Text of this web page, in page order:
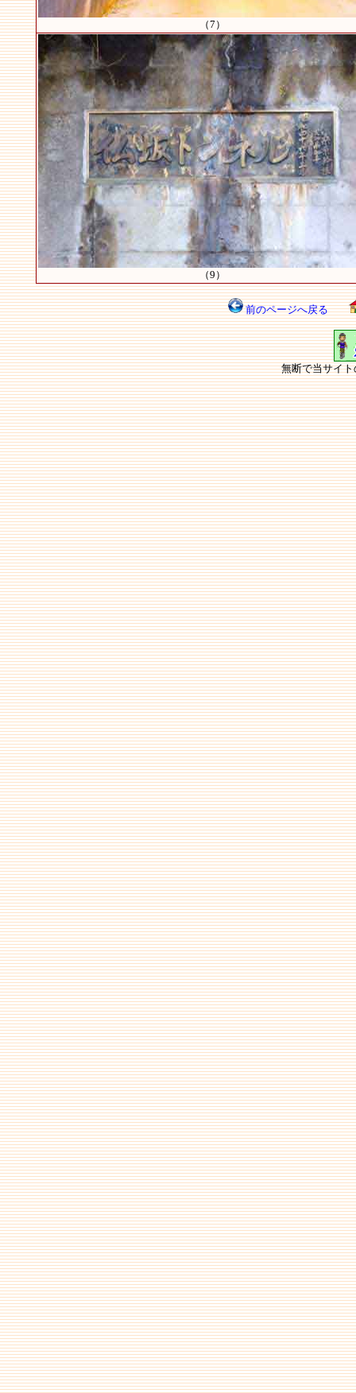
（7）
（9）
前のページへ戻る
無断で当サイ